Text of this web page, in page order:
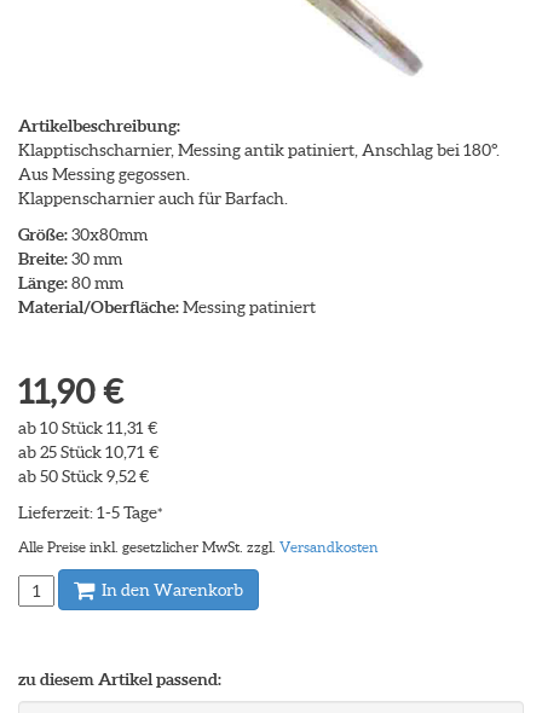
Artikelbeschreibung:
Klapptischscharnier, Messing antik patiniert, Anschlag bei 180°.
Aus Messing gegossen.
Klappenscharnier auch für Barfach.
Größe:30x80mm
Breite:30 mm
Länge:80 mm
Material/Oberfläche:Messing patiniert
11,90 €
ab 10 Stück 11,31 €
ab 25 Stück 10,71 €
ab 50 Stück 9,52 €
Lieferzeit: 1-5 Tage*
Alle Preise inkl. gesetzlicher MwSt. zzgl. Versandkosten
In den Warenkorb
zu diesem Artikel passend: